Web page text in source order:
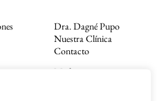
Dra. Dagné Pupo
Nuestra Clínica
Contacto
Mail